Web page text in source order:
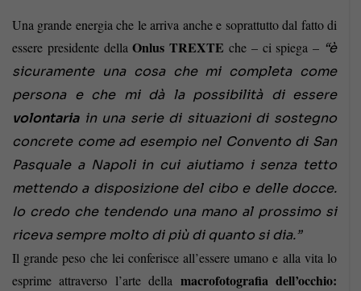
Una grande energia che le arriva anche e soprattutto dal fatto di
essere presidente dellaOnlus TREXTE che – ci spiega – “è
sicuramente una cosa che mi completa come
persona e che mi dà la possibilità di essere
volontariain una serie di situazioni di sostegno
concrete come ad esempio nel Convento di San
Pasquale a Napoli in cui aiutiamo i senza tetto
mettendo a disposizione del cibo e delle docce.
Io credo che tendendo una mano al prossimo si
riceva sempre molto di più di quanto si dia.”
Il grande peso che lei conferisce all’essere umano e alla vita lo
esprime attraverso l’arte della macrofotografia dell’occhio: